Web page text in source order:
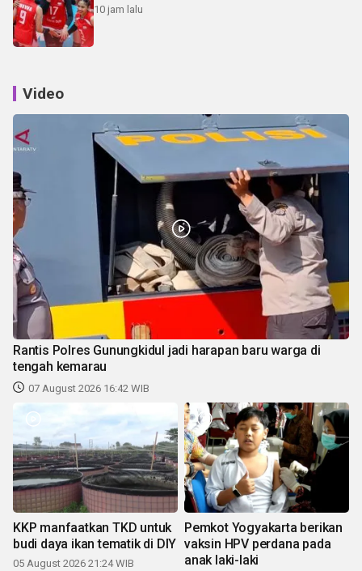
10 jam lalu
Video
Rantis Polres Gunungkidul jadi harapan baru warga di
tengah kemarau
07 August 2026 16:42 WIB
KKP manfaatkan TKD untuk
budi daya ikan tematik di DIY
05 August 2026 21:24 WIB
Pemkot Yogyakarta berikan
vaksin HPV perdana pada
anak laki-laki